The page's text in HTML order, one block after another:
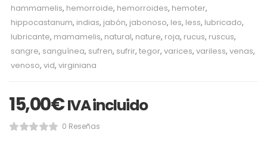
hammamelis, hemorroide, hemorroides, hemoter,
hippocastanum, indias, jabón, jabonoso, les, less, lubricado,
lubricante, mamamelis, natural, nature, roja, rucus, ruscus,
sangre, sanguínea, sufren, sufrir, tegor, varices, variless, venas,
venoso, vid, virginiana
15,00€ IVA incluido
0 Reseñas